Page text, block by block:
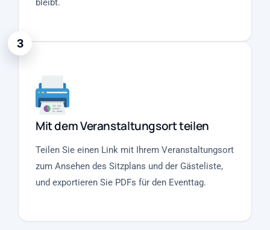
3
Mit dem Veranstaltungsort teilen
Teilen Sie einen Link mit Ihrem Veranstaltungsort
zum Ansehen des Sitzplans und der Gästeliste,
und exportieren Sie PDFs für den Eventtag.